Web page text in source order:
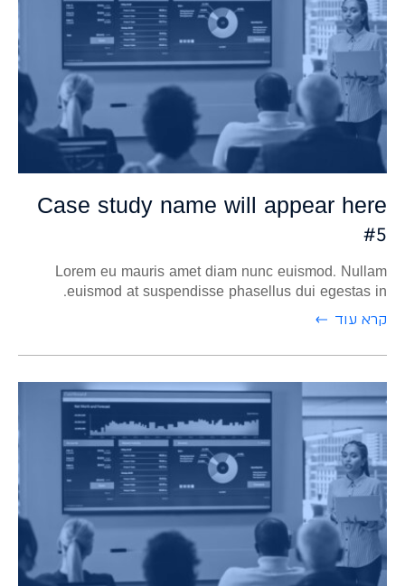
Case study name will appear here
#5
Lorem eu mauris amet diam nunc euismod. Nullam
euismod at suspendisse phasellus dui egestas in.
קרא עוד